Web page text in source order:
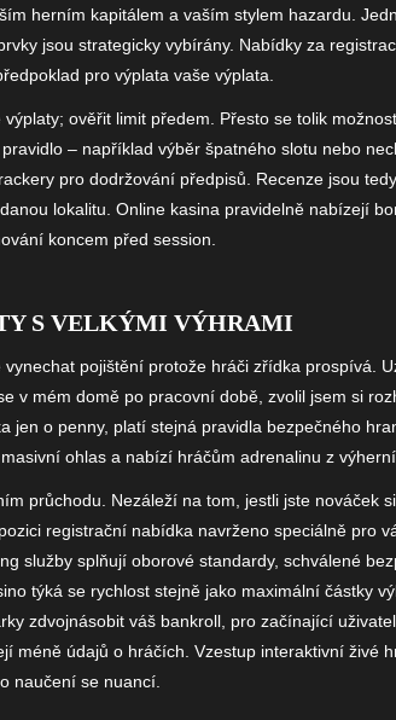
herním kapitálem a vaším stylem hazardu.
jsou strategicky vybírány. Nabídky za
pro výplata vaše výplata.
ověřit limit předem. Přesto se tolik
– například výběr špatného slotu nebo
pro dodržování předpisů. Recenze jsou
lokalitu. Online kasina pravidelně nabízejí
koncem před session.
S VELKÝMI VÝHRAMI
pojištění protože hráči zřídka prospívá.
v mém domě po pracovní době, zvolil jsem si
jen o penny, platí stejná pravidla bezpečného
ohlas a nabízí hráčům adrenalinu z
průchodu. Nezáleží na tom, jestli jste nováček
registrační nabídka navrženo speciálně pro
služby splňují oborové standardy, schválené
týká se rychlost stejně jako maximální částky
zdvojnásobit váš bankroll, pro začínající
méně údajů o hráčích. Vzestup interaktivní živé
naučení se nuancí.